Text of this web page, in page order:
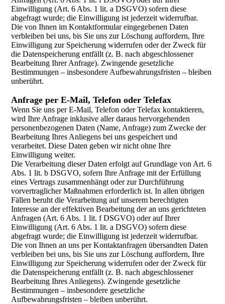
Einwilligung (Art. 6 Abs. 1 lit. a DSGVO) sofern diese
abgefragt wurde; die Einwilligung ist jederzeit widerrufbar.
Die von Ihnen im Kontaktformular eingegebenen Daten
verbleiben bei uns, bis Sie uns zur Löschung auffordern, Ihre
Einwilligung zur Speicherung widerrufen oder der Zweck für
die Datenspeicherung entfällt (z. B. nach abgeschlossener
Bearbeitung Ihrer Anfrage). Zwingende gesetzliche
Bestimmungen – insbesondere Aufbewahrungsfristen – bleiben
unberührt.
Anfrage per E-Mail, Telefon oder Telefax
Wenn Sie uns per E-Mail, Telefon oder Telefax kontaktieren,
wird Ihre Anfrage inklusive aller daraus hervorgehenden
personenbezogenen Daten (Name, Anfrage) zum Zwecke der
Bearbeitung Ihres Anliegens bei uns gespeichert und
verarbeitet. Diese Daten geben wir nicht ohne Ihre
Einwilligung weiter.
Die Verarbeitung dieser Daten erfolgt auf Grundlage von Art. 6
Abs. 1 lit. b DSGVO, sofern Ihre Anfrage mit der Erfüllung
eines Vertrags zusammenhängt oder zur Durchführung
vorvertraglicher Maßnahmen erforderlich ist. In allen übrigen
Fällen beruht die Verarbeitung auf unserem berechtigten
Interesse an der effektiven Bearbeitung der an uns gerichteten
Anfragen (Art. 6 Abs. 1 lit. f DSGVO) oder auf Ihrer
Einwilligung (Art. 6 Abs. 1 lit. a DSGVO) sofern diese
abgefragt wurde; die Einwilligung ist jederzeit widerrufbar.
Die von Ihnen an uns per Kontaktanfragen übersandten Daten
verbleiben bei uns, bis Sie uns zur Löschung auffordern, Ihre
Einwilligung zur Speicherung widerrufen oder der Zweck für
die Datenspeicherung entfällt (z. B. nach abgeschlossener
Bearbeitung Ihres Anliegens). Zwingende gesetzliche
Bestimmungen – insbesondere gesetzliche
Aufbewahrungsfristen – bleiben unberührt.